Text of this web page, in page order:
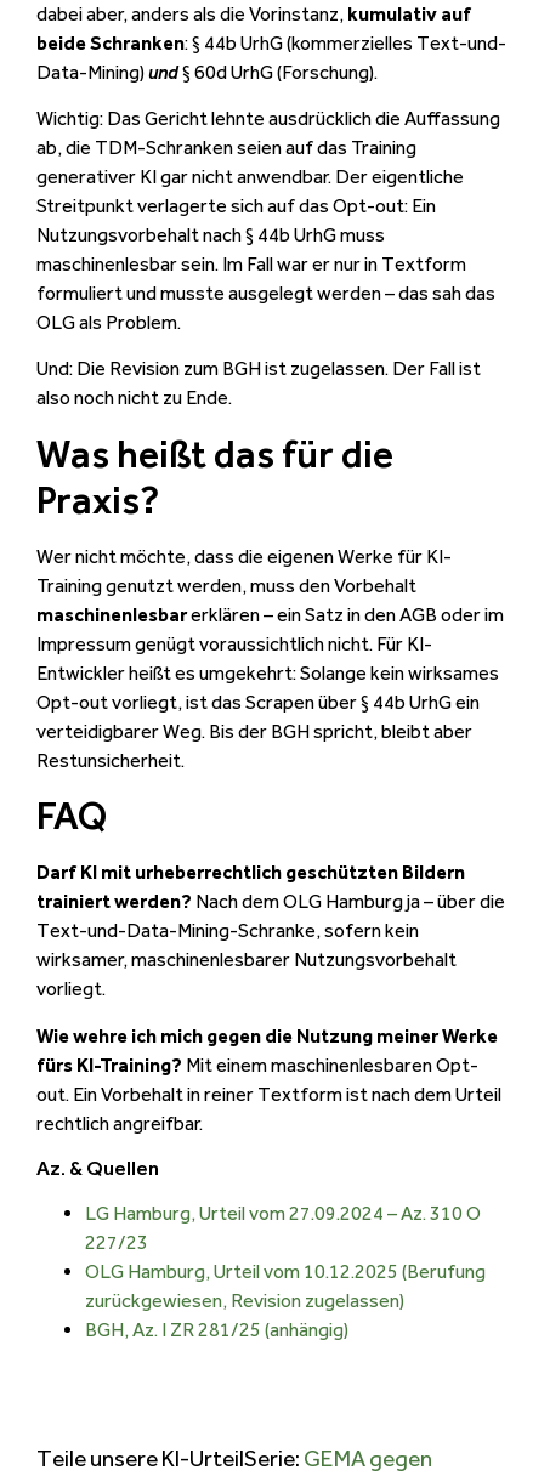
dabei aber, anders als die Vorinstanz, kumulativ auf
beide Schranken: § 44b UrhG (kommerzielles Text-und-
Data-Mining)und§ 60d UrhG (Forschung).
Wichtig: Das Gericht lehnte ausdrücklich die Auffassung
ab, die TDM-Schranken seien auf das Training
generativer KI gar nicht anwendbar. Der eigentliche
Streitpunkt verlagerte sich auf das Opt-out: Ein
Nutzungsvorbehalt nach § 44b UrhG muss
maschinenlesbar sein. Im Fall war er nur in Textform
formuliert und musste ausgelegt werden – das sah das
OLG als Problem.
Und: Die Revision zum BGH ist zugelassen. Der Fall ist
also noch nicht zu Ende.
Was heißt das für die
Praxis?
Wer nicht möchte, dass die eigenen Werke für KI-
Training genutzt werden, muss den Vorbehalt
maschinenlesbarerklären – ein Satz in den AGB oder im
Impressum genügt voraussichtlich nicht. Für KI-
Entwickler heißt es umgekehrt: Solange kein wirksames
Opt-out vorliegt, ist das Scrapen über § 44b UrhG ein
verteidigbarer Weg. Bis der BGH spricht, bleibt aber
Restunsicherheit.
FAQ
Darf KI mit urheberrechtlich geschützten Bildern
trainiert werden? Nach dem OLG Hamburg ja – über die
Text-und-Data-Mining-Schranke, sofern kein
wirksamer, maschinenlesbarer Nutzungsvorbehalt
vorliegt.
Wie wehre ich mich gegen die Nutzung meiner Werke
fürs KI-Training? Mit einem maschinenlesbaren Opt-
out. Ein Vorbehalt in reiner Textform ist nach dem Urteil
rechtlich angreifbar.
Az. & Quellen
LG Hamburg, Urteil vom 27.09.2024 – Az. 310 O
227/23
OLG Hamburg, Urteil vom 10.12.2025 (Berufung
zurückgewiesen, Revision zugelassen)
BGH, Az. I ZR 281/25 (anhängig)
Teile unsere KI-UrteilSerie: GEMA gegen